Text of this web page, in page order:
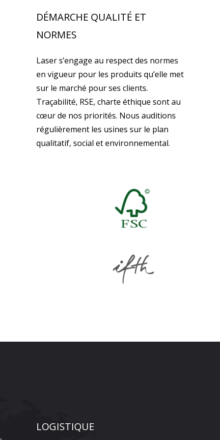
DÉMARCHE QUALITÉ ET
NORMES
Laser s’engage au respect des normes
en vigueur pour les produits qu’elle met
sur le marché pour ses clients.
Traçabilité, RSE, charte éthique sont au
cœur de nos priorités. Nous auditions
régulièrement les usines sur le plan
qualitatif, social et environnemental.
LOGISTIQUE